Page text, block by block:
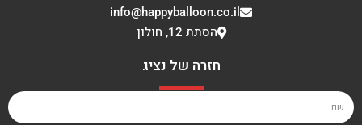
info@happyballoon.co.il
הסתת 12, חולון
חזרה של נציג